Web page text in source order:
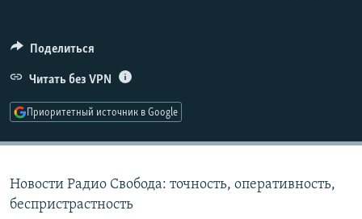
ПОДПИШИТЕСЬ НА РАССЫЛКУ
СОЦИАЛЬНЫЕ СЕТИ
Поделиться
Читать без VPN
Приоритетный источник в Google
Новости Радио Свобода: точность, оперативность,
беспристрастность